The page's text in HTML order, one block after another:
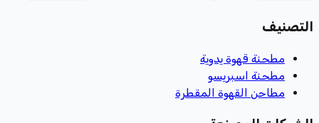
التصنيف
مطحنة قهوة يدوية
مطحنة اسبريسو
مطاحن القهوة المقطرة